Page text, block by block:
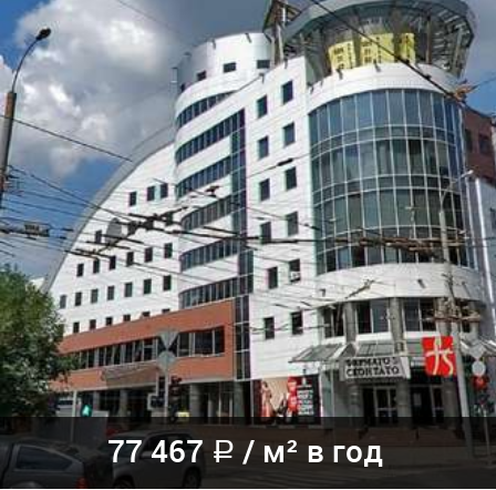
77 467 a / м² в год